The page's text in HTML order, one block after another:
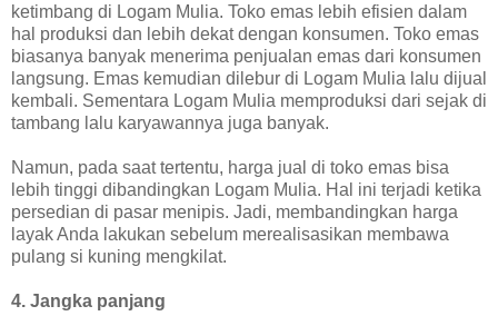
ketimbang di Logam Mulia. Toko emas lebih efisien dalam
hal produksi dan lebih dekat dengan konsumen. Toko emas
biasanya banyak menerima penjualan emas dari konsumen
langsung. Emas kemudian dilebur di Logam Mulia lalu dijual
kembali. Sementara Logam Mulia memproduksi dari sejak di
tambang lalu karyawannya juga banyak.
Namun, pada saat tertentu, harga jual di toko emas bisa
lebih tinggi dibandingkan Logam Mulia. Hal ini terjadi ketika
persedian di pasar menipis. Jadi, membandingkan harga
layak Anda lakukan sebelum merealisasikan membawa
pulang si kuning mengkilat.
4. Jangka panjang